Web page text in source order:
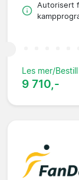
Autorisert
Les mer/Bestill
9 710,-